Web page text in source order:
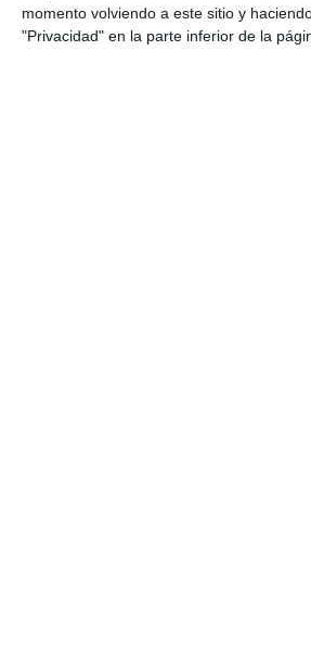
momento volviendo a este sitio y
"Privacidad" en la parte inferior de la